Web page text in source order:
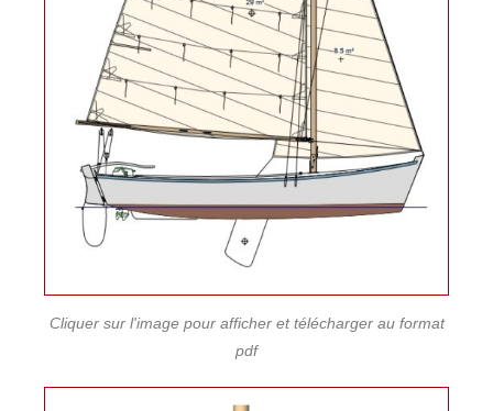
Cliquer sur l'image pour afficher et télécharger au format
pdf